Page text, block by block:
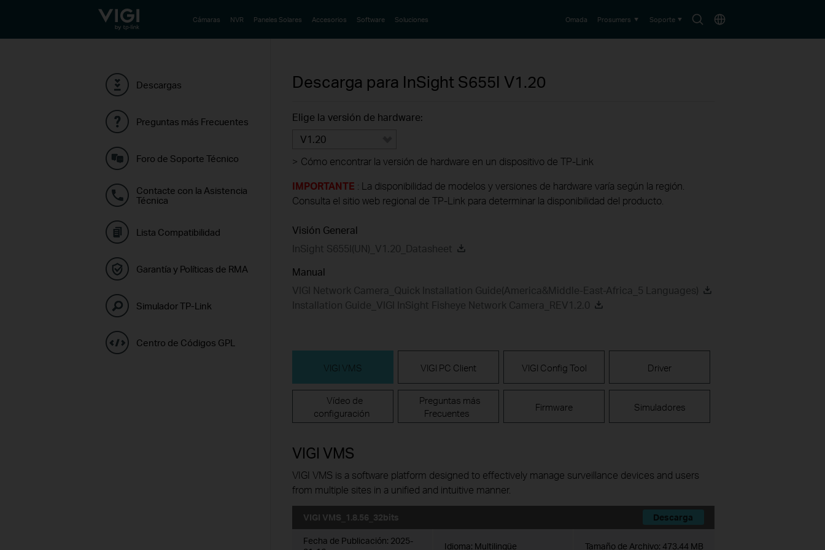
TP-Link, Reliably Smart BuscarPaís
Cámaras NVR Paneles Solares Accesorios Software Soluciones Omada Prosumers Soporte
Descargas
Preguntas más Frecuentes
Foro de Soporte Técnico
Contacte con la Asistencia
Técnica
Lista Compatibilidad
Garantía y Políticas de RMA
Simulador TP-Link
Centro de Códigos GPL
Descarga para InSight S655I V1.20
Elige la versión de hardware:
V1.20
> Cómo encontrar la versión de hardware en un dispositivo de TP-Link
IMPORTANTE : La disponibilidad de modelos y versiones de hardware varía según la región.
Consulta el sitio web regional de TP-Link para determinar la disponibilidad del producto.
Visión General
InSight S655I(UN)_V1.20_Datasheet
Manual
VIGI Network Camera_Quick Installation Guide(America&Middle-East-Africa_5 Languages)
Installation Guide_VIGI InSight Fisheye Network Camera_REV1.2.0
VIGI VMS VIGI PC Client VIGI Config Tool Driver
Vídeo de
configuración
Preguntas más
Frecuentes
Firmware Simuladores
VIGI VMS
VIGI VMS is a software platform designed to effectively manage surveillance devices and users
from multiple sites in a unified and intuitive manner.
VIGI VMS_1.8.56_32bits Descarga
Fecha de Publicación: 2025-
Idioma: Multilingüe Tamaño de Archivo: 473.44 MB